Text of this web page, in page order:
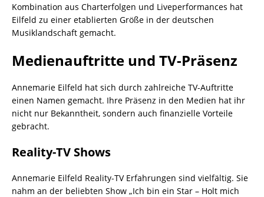
Kombination aus Charterfolgen und Liveperformances hat
Eilfeld zu einer etablierten Größe in der deutschen
Musiklandschaft gemacht.
Medienauftritte und TV-Präsenz
Annemarie Eilfeld hat sich durch zahlreiche TV-Auftritte
einen Namen gemacht. Ihre Präsenz in den Medien hat ihr
nicht nur Bekanntheit, sondern auch finanzielle Vorteile
gebracht.
Reality-TV Shows
Annemarie Eilfeld Reality-TV Erfahrungen sind vielfältig. Sie
nahm an der beliebten Show „Ich bin ein Star – Holt mich